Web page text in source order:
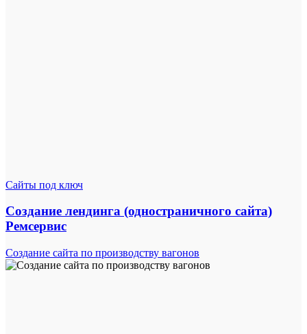
Сайты под ключ
Создание лендинга (одностраничного сайта)
Ремсервис
Создание сайта по производству вагонов